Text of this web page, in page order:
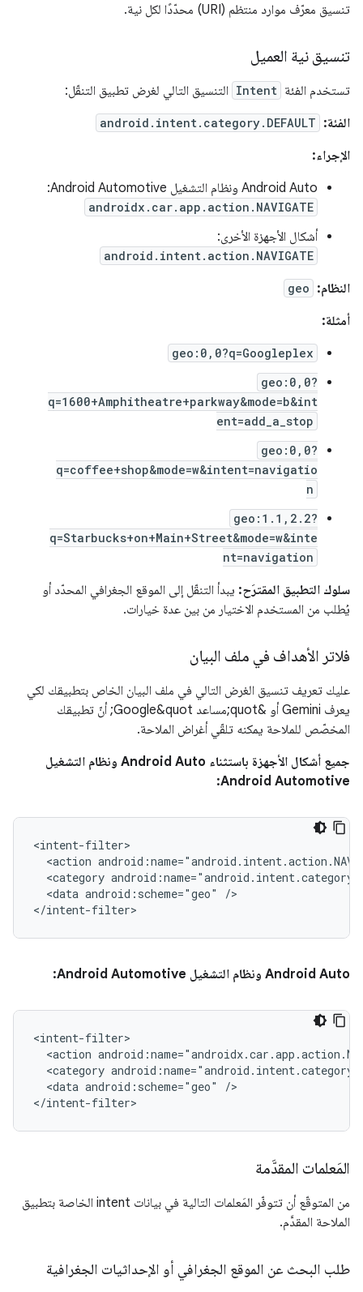
تنسيق معرّف موارد منتظم (URI) محدّدًا لكل نية.
تنسيق نية العميل
تستخدم الفئة Intent التنسيق التالي لغرض تطبيق التنقّل:
الفئة: android.intent.category.DEFAULT
الإجراء:
‫Android Auto ونظام التشغيل Android Automotive:
androidx.car.app.action.NAVIGATE
أشكال الأجهزة الأخرى:
android.intent.action.NAVIGATE
النظام: geo
أمثلة:
geo:0,0?q=Googleplex
geo:0,0?
q=1600+Amphitheatre+parkway&mode=b&int
ent=add_a_stop
geo:0,0?
q=coffee+shop&mode=w&intent=navigatio
n
geo:1.1,2.2?
q=Starbucks+on+Main+Street&mode=w&inte
nt=navigation
سلوك التطبيق المقترَح: يبدأ التنقّل إلى الموقع الجغرافي المحدّد أو
يُطلب من المستخدم الاختيار من بين عدة خيارات.
فلاتر الأهداف في ملف البيان
عليك تعريف تنسيق الغرض التالي في ملف البيان الخاص بتطبيقك لكي
يعرف Gemini أو &quot;مساعد Google&quot; أنّ تطبيقك
المخصّص للملاحة يمكنه تلقّي أغراض الملاحة.
جميع أشكال الأجهزة باستثناء Android Auto ونظام التشغيل
Android Automotive:
<action
<category
<data android:scheme="geo"
/>
‫Android Auto ونظام التشغيل Android Automotive:
<action
<category
<data android:scheme="geo"
/>
المَعلمات المقدَّمة
من المتوقّع أن تتوفّر المَعلمات التالية في بيانات intent الخاصة بتطبيق
الملاحة المقدَّم.
طلب البحث عن الموقع الجغرافي أو الإحداثيات الجغرافية